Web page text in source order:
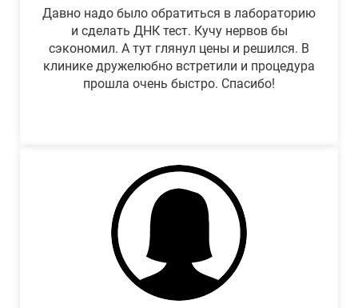
Давно надо было обратиться в лабораторию
и сделать ДНК тест. Кучу нервов бы
сэкономил. А тут глянул цены и решился. В
клинике дружелюбно встретили и процедура
прошла очень быстро. Спасибо!